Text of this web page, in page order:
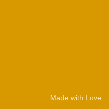
Made with Love